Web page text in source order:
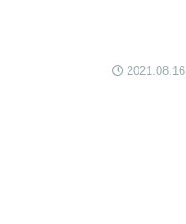
2021.08.16